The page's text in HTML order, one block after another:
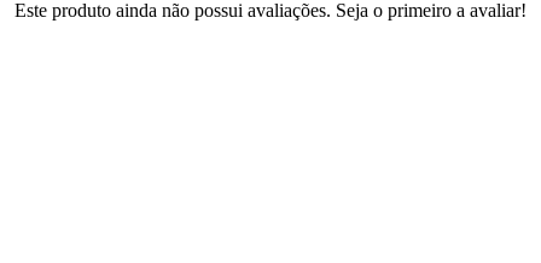
Este produto ainda não possui avaliações. Seja o primeiro a avaliar!